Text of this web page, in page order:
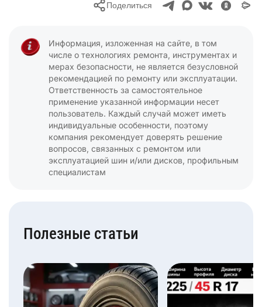
Поделиться
Информация, изложенная на сайте, в том
числе о технологиях ремонта, инструментах и
мерах безопасности, не является безусловной
рекомендацией по ремонту или эксплуатации.
Ответственность за самостоятельное
применение указанной информации несет
пользователь. Каждый случай может иметь
индивидуальные особенности, поэтому
компания рекомендует доверять решение
вопросов, связанных с ремонтом или
эксплуатацией шин и/или дисков, профильным
специалистам
Полезные статьи